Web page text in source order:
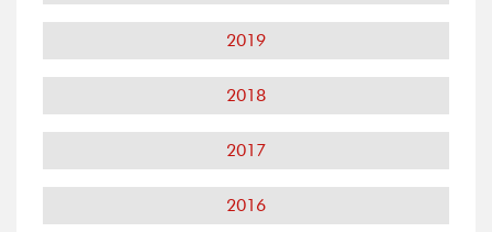
2019
2018
2017
2016